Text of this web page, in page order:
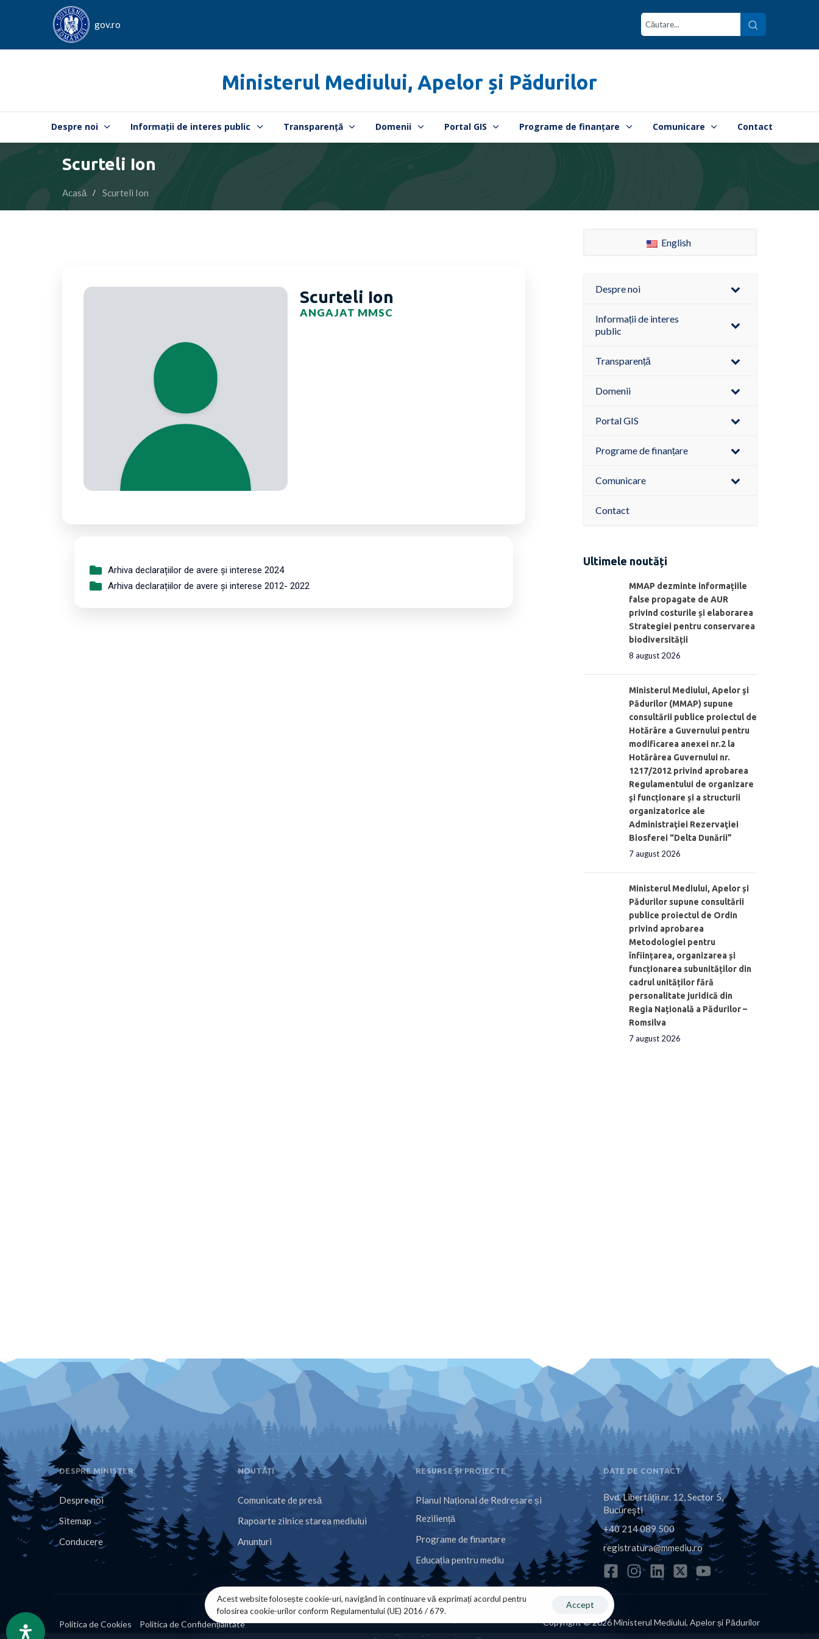
gov.ro
Ministerul Mediului, Apelor și Pădurilor
Despre noi Informații de interes public Transparență Domenii Portal GIS Programe de finanțare Comunicare Contact
Scurteli Ion
Acasă Scurteli Ion
Scurteli Ion
ANGAJAT MMSC
Arhiva declarațiilor de avere și interese 2024
Arhiva declarațiilor de avere și interese 2012- 2022
English
Despre noi
Informații de interes
public
Transparență
Domenii
Portal GIS
Programe de finanțare
Comunicare
Contact
Ultimele noutăți
MMAP dezminte informațiile
false propagate de AUR
privind costurile și elaborarea
Strategiei pentru conservarea
biodiversității
8 august 2026
Ministerul Mediului, Apelor şi
Pădurilor (MMAP) supune
consultării publice proiectul de
Hotărâre a Guvernului pentru
modificarea anexei nr.2 la
Hotărârea Guvernului nr.
1217/2012 privind aprobarea
Regulamentului de organizare
şi funcționare și a structurii
organizatorice ale
Administraţiei Rezervaţiei
Biosferei “Delta Dunării”
7 august 2026
Ministerul Mediului, Apelor și
Pădurilor supune consultării
publice proiectul de Ordin
privind aprobarea
Metodologiei pentru
înființarea, organizarea și
funcționarea subunităților din
cadrul unităților fără
personalitate juridică din
Regia Națională a Pădurilor –
Romsilva
7 august 2026
DESPRE MINISTER
Despre noi
Sitemap
Conducere
NOUTĂȚI
Comunicate de presă
Rapoarte zilnice starea mediului
Anunțuri
RESURSE ȘI PROIECTE
Planul Național de Redresare și
Reziliență
Programe de finanțare
Educația pentru mediu
DATE DE CONTACT
Bvd. Libertăţii nr. 12, Sector 5,
Bucureşti
+40 214 089 500
registratura@mmediu.ro
Politica de Cookies Politica de Confidențialitate Copyright © 2026 Ministerul Mediului, Apelor și Pădurilor
Acest website folosește cookie-uri, navigând în continuare vă exprimați acordul pentru
folosirea cookie-urilor conform Regulamentului (UE) 2016 / 679.
Accept